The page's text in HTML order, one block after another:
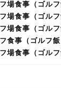
場食事（ゴルフ
場食事（ゴルフ
場食事（ゴル
食事（ゴルフ飯
場食事（ゴルフ